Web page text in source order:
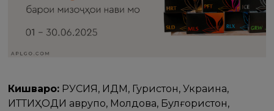
Кишварҳо: РУСИЯ, ИДМ, Гурҷистон, Украина,
ИТТИҲОДИ аврупо, Молдова, Булғористон,